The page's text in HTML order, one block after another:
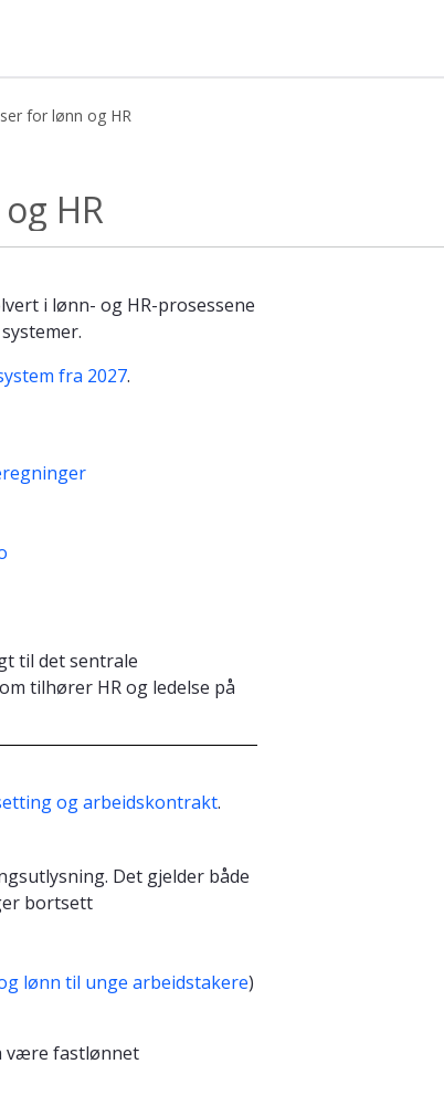
for lønn og HR
HR
i lønn- og HR-prosessene
fra 2027.
til det sentrale
tilhører HR og ledelse på
og arbeidskontrakt.
Det gjelder både
bortsett
lønn til unge arbeidstakere)
være fastlønnet